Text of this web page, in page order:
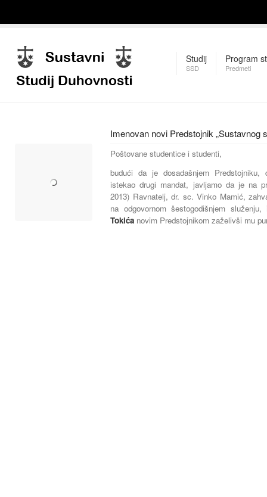
Studij
SSD
Program
Predmeti
Imenovan novi Predstojnik „Sustavnog
Poštovane studentice i studenti,
budući da je dosadašnjem
istekao drugi mandat, javljamo da je na
2013) Ravnatelj, dr. sc. Vinko Mamić,
na odgovornom šestogodišnjem
Tokića novim Predstojnikom zaželivši mu